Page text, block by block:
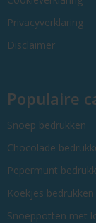
Privacyverklaring
Disclaimer
Populaire
Snoep bedrukken
Chocolade
Pepermunt
Koekjes bedrukken
Snoeppotten met